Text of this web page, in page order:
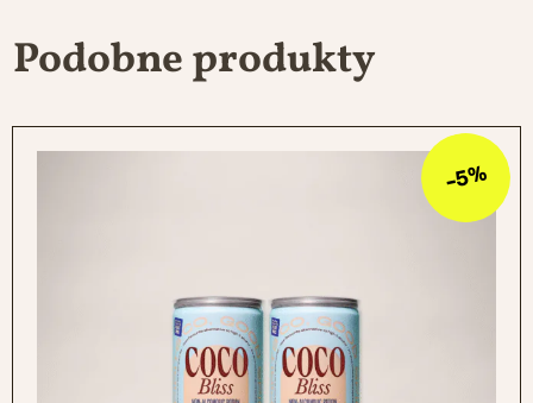
Podobne produkty
-5%